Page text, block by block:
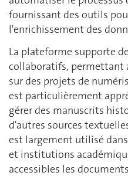
fournissant des outils
l'enrichissement des
La plateforme supporte
collaboratifs, permettant
sur des projets de
est particulièrement
gérer des manuscrits
d'autres sources
est largement utilisé
et institutions
accessibles les